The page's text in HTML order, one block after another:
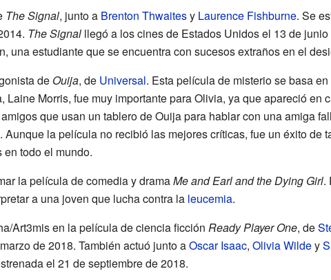
The Signal, junto a Brenton Thwaitesy Laurence Fishburne. Se
The Signalllegó a los cines de Estados Unidos el 13 de junio
una estudiante que se encuentra con sucesos extraños en el
de Ouija, de Universal. Esta película de misterio se basa
Laine Morris, fue muy importante para Olivia, ya que apareció en
que usan un tablero de Ouija para hablar con una amiga
la película no recibió las mejores críticas, fue un éxito de
todo el mundo.
la película de comedia y dramaMe and Earl and the Dying Girl.
a una joven que lucha contra la leucemia.
Art3mis en la película de ciencia ficción Ready Player One, de
de 2018. También actuó junto aOscar Isaac, Olivia Wildey
el 21 de septiembre de 2018.